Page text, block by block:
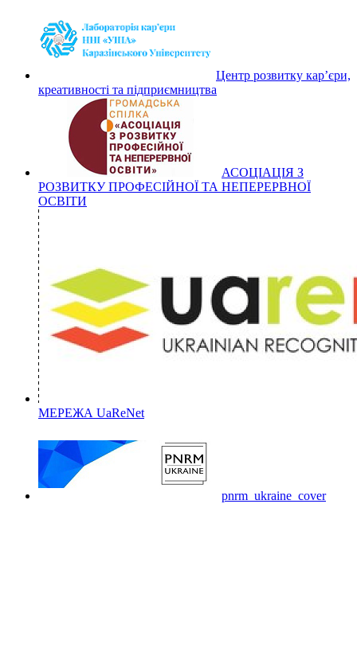
Центр розвитку кар’єри,
креативності та підприємництва
АСОЦІАЦІЯ З
РОЗВИТКУ ПРОФЕСІЙНОЇ ТА НЕПЕРЕРВНОЇ
ОСВІТИ
МЕРЕЖА UaReNet
pnrm_ukraine_cover